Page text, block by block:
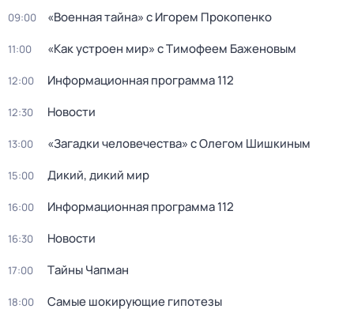
09:00 «Военная тайна» с Игорем Прокопенко
11:00 «Как устроен мир» с Тимофеем Баженовым
12:00 Информационная программа 112
12:30 Новости
13:00 «Загадки человечества» с Олегом Шишкиным
15:00 Дикий, дикий мир
16:00 Информационная программа 112
16:30 Новости
17:00 Тaйны Чапман
18:00 Самые шoкиpующие гипотезы